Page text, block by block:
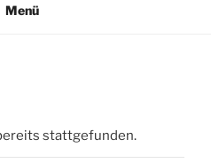
Menü
stattgefunden.